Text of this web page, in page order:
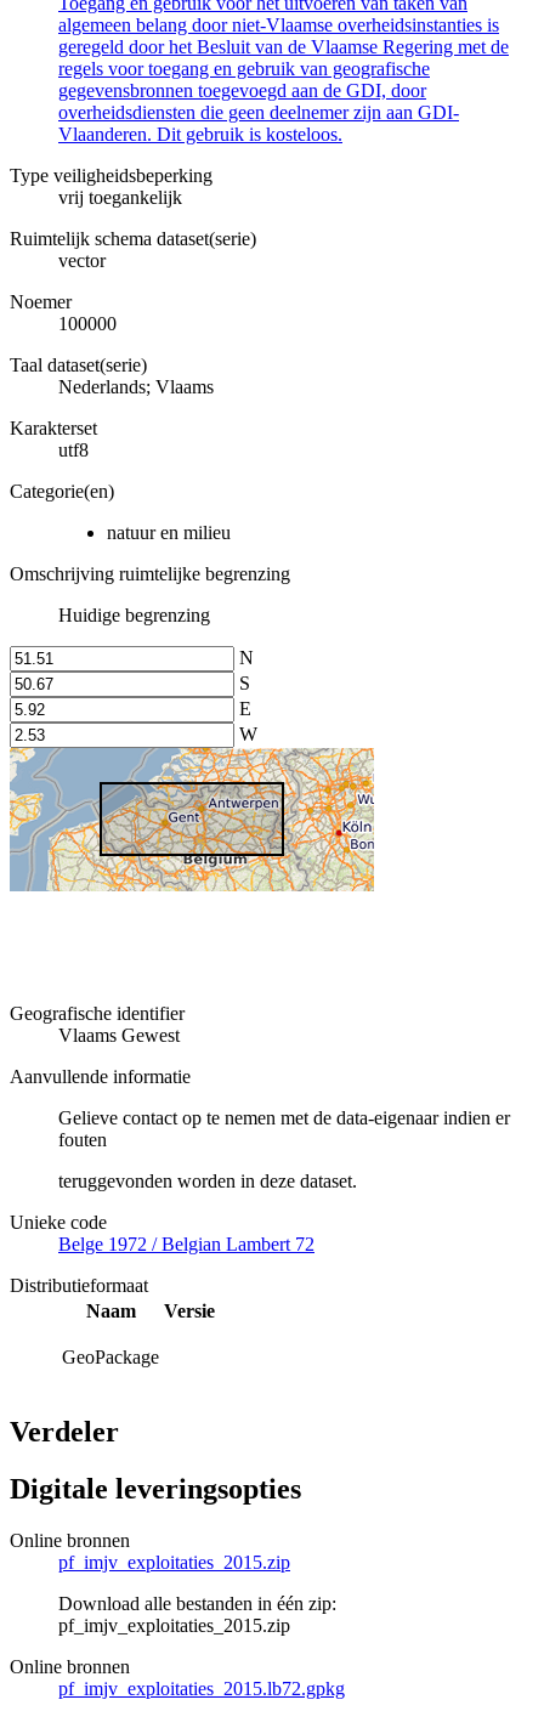
algemeen belang door niet-Vlaamse overheidsinstanties is
geregeld door het Besluit van de Vlaamse Regering met de
regels voor toegang en gebruik van geografische
gegevensbronnen toegevoegd aan de GDI, door
overheidsdiensten die geen deelnemer zijn aan GDI-
Vlaanderen. Dit gebruik is kosteloos.
Type veiligheidsbeperking
vrij toegankelijk
Ruimtelijk schema dataset(serie)
vector
Noemer
100000
Taal dataset(serie)
Nederlands; Vlaams
Karakterset
utf8
Categorie(en)
natuur en milieu
Omschrijving ruimtelijke begrenzing
Huidige begrenzing
N
S
E
W
Geografische identifier
Vlaams Gewest
Aanvullende informatie
Gelieve contact op te nemen met de data-eigenaar indien er
fouten
teruggevonden worden in deze dataset.
Unieke code
Belge 1972 / Belgian Lambert 72
Distributieformaat
Naam
Versie
GeoPackage
Verdeler
Digitale leveringsopties
Online bronnen
pf_imjv_exploitaties_2015.zip
Download alle bestanden in één zip:
pf_imjv_exploitaties_2015.zip
Online bronnen
pf_imjv_exploitaties_2015.lb72.gpkg